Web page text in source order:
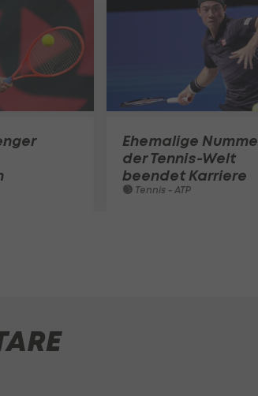
Ehemalige
der Tennis-Welt
beendet Karriere
Tennis - ATP